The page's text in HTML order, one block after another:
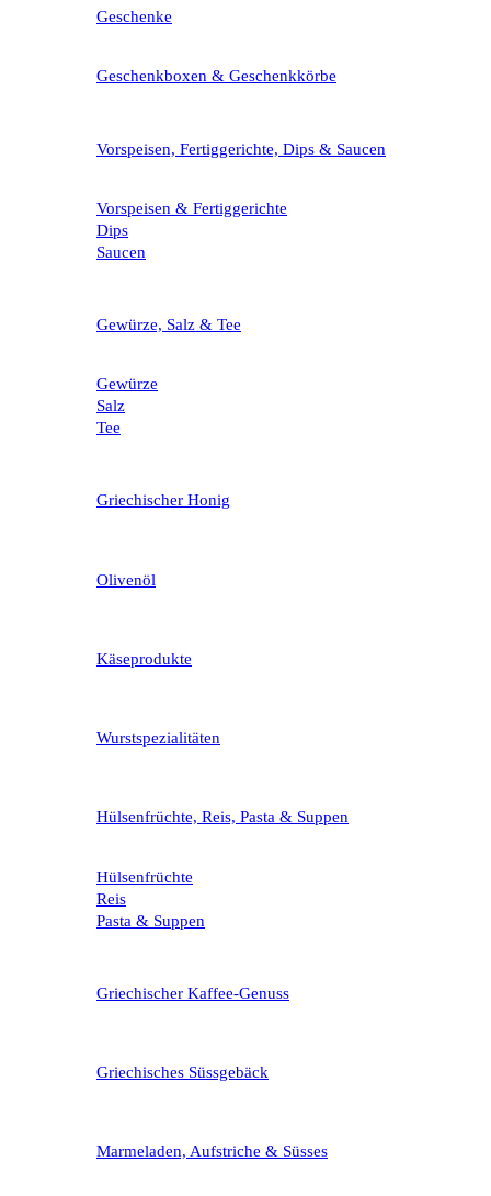
Geschenke
Geschenkboxen & Geschenkkörbe
Vorspeisen, Fertiggerichte, Dips & Saucen
Vorspeisen & Fertiggerichte
Dips
Saucen
Gewürze, Salz & Tee
Gewürze
Salz
Tee
Griechischer Honig
Olivenöl
Käseprodukte
Wurstspezialitäten
Hülsenfrüchte, Reis, Pasta & Suppen
Hülsenfrüchte
Reis
Pasta & Suppen
Griechischer Kaffee-Genuss
Griechisches Süssgebäck
Marmeladen, Aufstriche & Süsses